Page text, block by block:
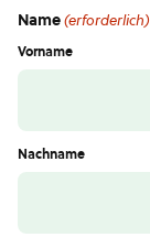
Name(erforderlich)
Vorname
Nachname